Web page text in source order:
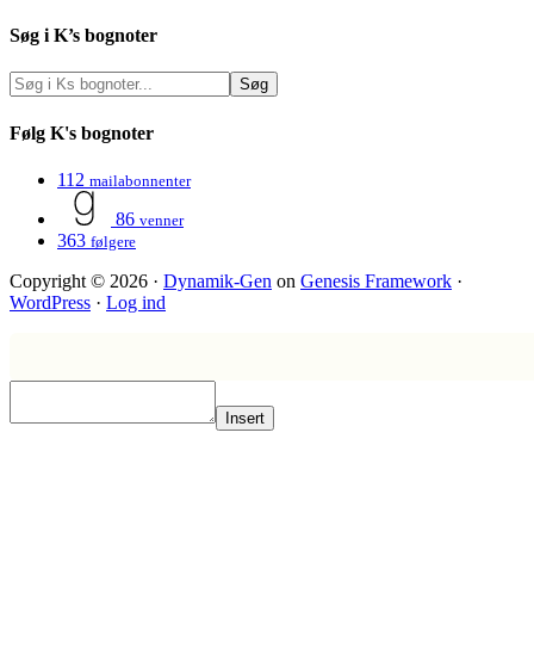
Søg i K’s bognoter
Følg K's bognoter
112 mailabonnenter
86 venner
363 følgere
Copyright © 2026 · Dynamik-Gen on Genesis Framework ·
WordPress · Log ind
Insert